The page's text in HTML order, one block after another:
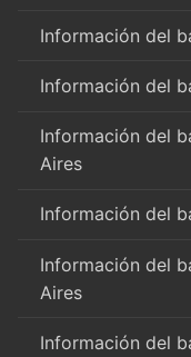
Información del
Información del
Información del
Aires
Información del
Información del
Aires
Información del